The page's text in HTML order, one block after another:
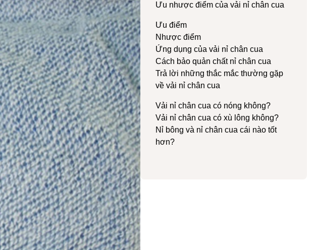
Ưu nhược điểm của vải nỉ chân cua
Ưu điểm
Nhược điểm
Ứng dụng của vải nỉ chân cua
Cách bảo quản chất nỉ chân cua
Trả lời những thắc mắc thường gặp
về vải nỉ chân cua
Vải nỉ chân cua có nóng không?
Vải nỉ chân cua có xù lông không?
Nỉ bông và nỉ chân cua cái nào tốt
hơn?